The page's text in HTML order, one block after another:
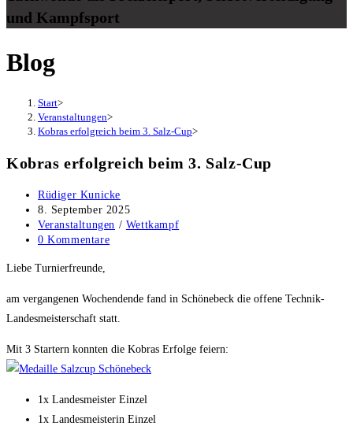
und Kampfsport
Blog
Start>
Veranstaltungen>
Kobras erfolgreich beim 3. Salz-Cup>
Kobras erfolgreich beim 3. Salz-Cup
Beitrags-
Autor:
Rüdiger Kunicke
Beitrag
veröffentlicht:
8. September 2025
Beitrags-
Kategorie:
Veranstaltungen / Wettkampf
Beitrags-
0 Kommentare
Liebe Turnierfreunde,
am vergangenen Wochendende fand in Schönebeck die offene Technik-
Landesmeisterschaft statt.
Mit 3 Startern konnten die Kobras Erfolge feiern:
1x Landesmeister Einzel
1x Landesmeisterin Einzel